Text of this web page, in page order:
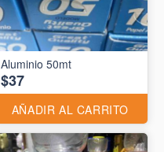
Aluminio 50mt
$37
AÑADIR AL CARRITO